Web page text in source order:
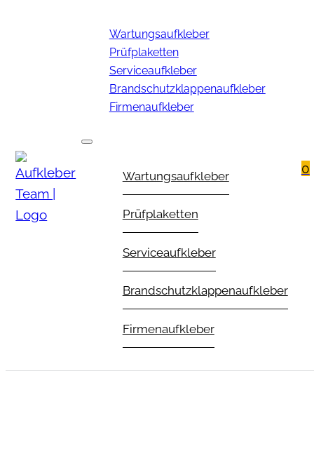
Wartungsaufkleber
Prüfplaketten
Serviceaufkleber
Brandschutzklappenaufkleber
Firmenaufkleber
Wartungsaufkleber
Prüfplaketten
Serviceaufkleber
Brandschutzklappenaufkleber
Firmenaufkleber
0